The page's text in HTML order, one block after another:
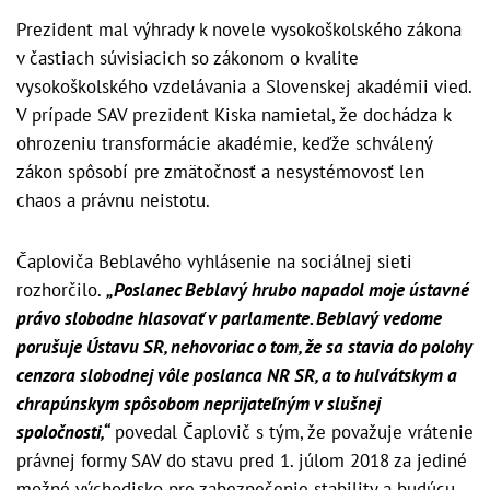
Prezident mal výhrady k novele vysokoškolského zákona
v častiach súvisiacich so zákonom o kvalite
vysokoškolského vzdelávania a Slovenskej akadémii vied.
V prípade SAV prezident Kiska namietal, že dochádza k
ohrozeniu transformácie akadémie, keďže schválený
zákon spôsobí pre zmätočnosť a nesystémovosť len
chaos a právnu neistotu.
Čaploviča Beblavého vyhlásenie na sociálnej sieti
rozhorčilo. „Poslanec Beblavý hrubo napadol moje ústavné
právo slobodne hlasovať v parlamente. Beblavý vedome
porušuje Ústavu SR, nehovoriac o tom, že sa stavia do polohy
cenzora slobodnej vôle poslanca NR SR, a to hulvátskym a
chrapúnskym spôsobom neprijateľným v slušnej
spoločnosti,“povedal Čaplovič s tým, že považuje vrátenie
právnej formy SAV do stavu pred 1. júlom 2018 za jediné